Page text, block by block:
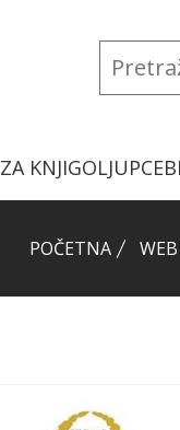
ZA KNJIGOLJUPCE
POČETNA